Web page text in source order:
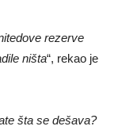
rezerve
ništa“, rekao je
šta se dešava?